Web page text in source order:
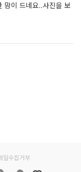
맘이 드네요..사진을 보
일수집거부